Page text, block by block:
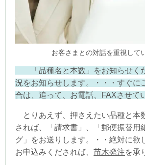
お客さまとの対話を重視して
「品種名と本数」をお知らせく
況をお知らせします。・・・すぐに
合は、追って、お電話、FAXさせて
とりあえず、押さえたい品種と本
されば、「請求書」、「郵便振替用
グ」をお送りします。・・絶対に欲
お申込みくだされば、 苗木発注を承